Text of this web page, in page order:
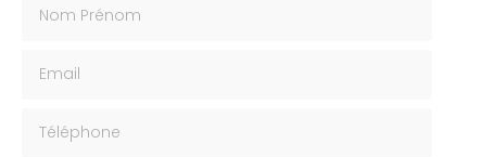
Email
Téléphone